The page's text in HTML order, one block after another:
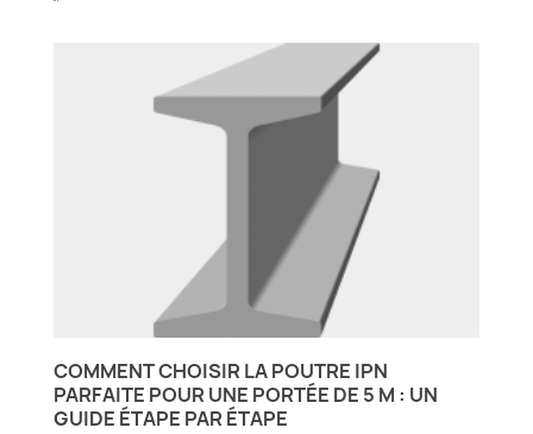
COMMENT CHOISIR LA POUTRE IPN
PARFAITE POUR UNE PORTÉE DE 5 M : UN
GUIDE ÉTAPE PAR ÉTAPE